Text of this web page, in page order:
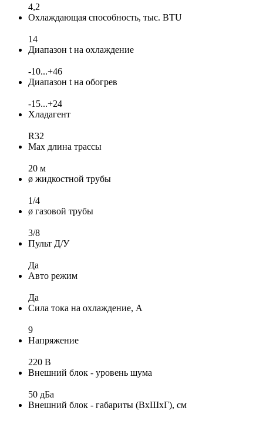
4,2
Охлаждающая способность, тыс. BTU
14
Диапазон t на охлаждение
-10...+46
Диапазон t на обогрев
-15...+24
Хладагент
R32
Max длина трассы
20 м
ø жидкостной трубы
1/4
ø газовой трубы
3/8
Пульт Д/У
Да
Авто режим
Да
Сила тока на охлаждение, А
9
Напряжение
220 В
Внешний блок - уровень шума
50 дБа
Внешний блок - габариты (ВхШхГ), см